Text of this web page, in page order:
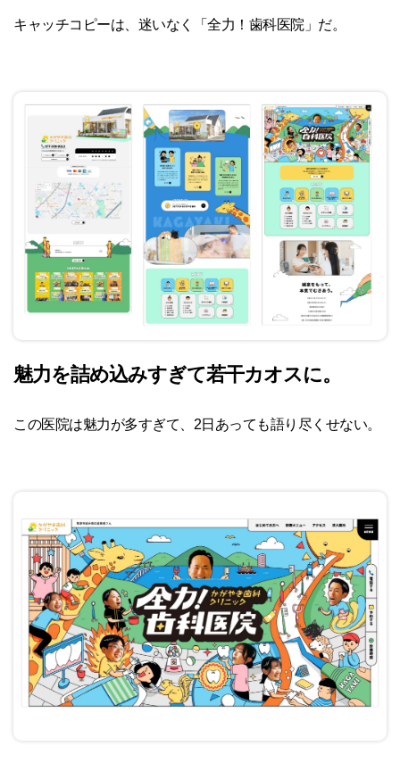
キャッチコピーは、迷いなく「全力！歯科医院」だ。
魅力を詰め込みすぎて若干カオスに。
この医院は魅力が多すぎて、2日あっても語り尽くせない。